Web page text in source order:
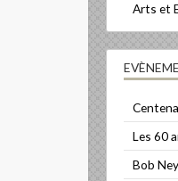
Arts et
Les 60
Bob